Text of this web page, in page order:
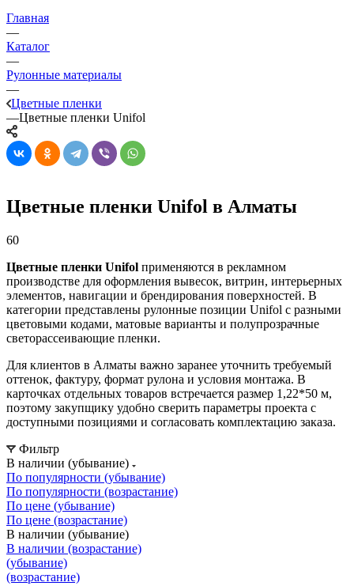
Главная
—
Каталог
—
Рулонные материалы
—
Цветные пленки
—Цветные пленки Unifol
Цветные пленки Unifol в Алматы
60
Цветные пленки Unifol применяются в рекламном
производстве для оформления вывесок, витрин, интерьерных
элементов, навигации и брендирования поверхностей. В
категории представлены рулонные позиции Unifol с разными
цветовыми кодами, матовые варианты и полупрозрачные
светорассеивающие пленки.
Для клиентов в Алматы важно заранее уточнить требуемый
оттенок, фактуру, формат рулона и условия монтажа. В
карточках отдельных товаров встречается размер 1,22*50 м,
поэтому закупщику удобно сверить параметры проекта с
доступными позициями и согласовать комплектацию заказа.
Фильтр
В наличии (убывание)
По популярности (убывание)
По популярности (возрастание)
По цене (убывание)
По цене (возрастание)
В наличии (убывание)
В наличии (возрастание)
(убывание)
(возрастание)